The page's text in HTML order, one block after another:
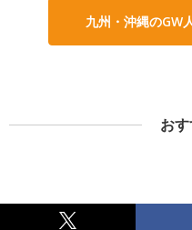
九州・沖縄のGW
お